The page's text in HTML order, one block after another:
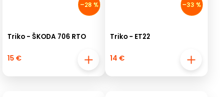
–28 %
Triko - ŠKODA 706 RTO
15 €
–33 %
Triko - ET22
14 €